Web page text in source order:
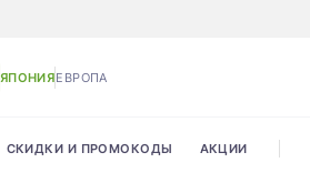
ЯПОНИЯЕВРОПА
СКИДКИ И ПРОМОКОДЫ АКЦИИ